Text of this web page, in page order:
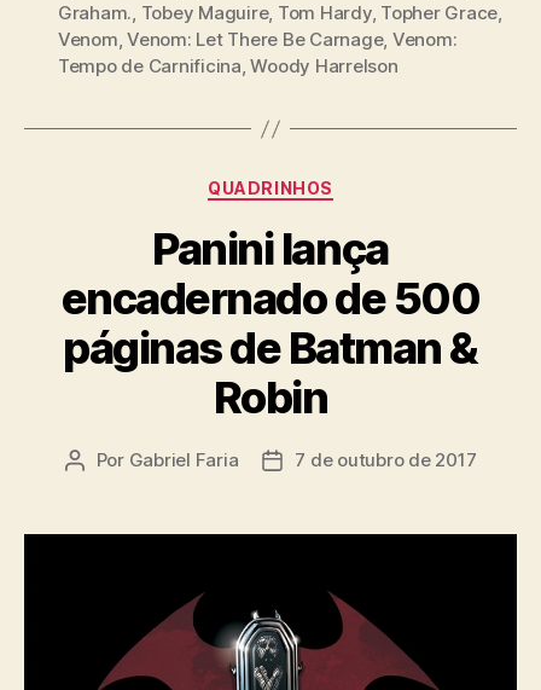
Graham., Tobey Maguire, Tom Hardy, Topher Grace,
Venom,Venom: Let There Be Carnage, Venom:
Tempo de Carnificina,Woody Harrelson
Categorias
QUADRINHOS
Panini lança
encadernado de 500
páginas de Batman &
Robin
Autor
Por Gabriel Faria
Data7 de outubro de 2017